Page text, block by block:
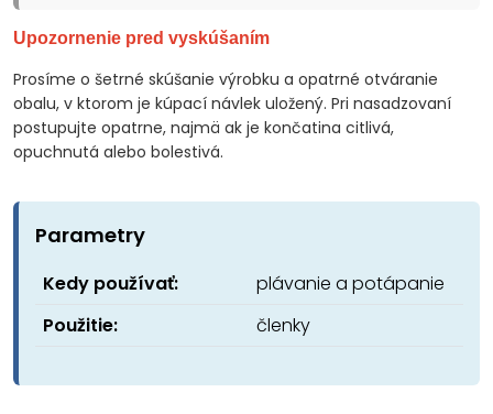
Upozornenie pred vyskúšaním
Prosíme o šetrné skúšanie výrobku a opatrné otváranie
obalu, v ktorom je kúpací návlek uložený. Pri nasadzovaní
postupujte opatrne, najmä ak je končatina citlivá,
opuchnutá alebo bolestivá.
Parametry
Kedy používať:
plávanie a potápanie
Použitie:
členky